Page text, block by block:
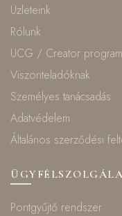
Üzleteink
Rólunk
UCG / Creator program
Viszonteladóknak
Személyes tanácsadás
Adatvédelem
Általános szerződési
Pontgyűjtő rendszer